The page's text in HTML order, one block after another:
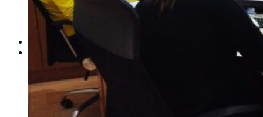
Нормативно-правова база
Форма заяви здобувача
Перелік професій
Професійні стандарти
Майстри сервісних центрів
Про формальну, неформальну та інформальну освіту